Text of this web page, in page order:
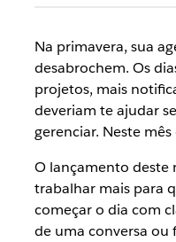
Na primavera, sua
desabrochem. Os
projetos, mais
deveriam te ajudar
gerenciar. Neste
O lançamento deste
trabalhar mais para
começar o dia com
de uma conversa